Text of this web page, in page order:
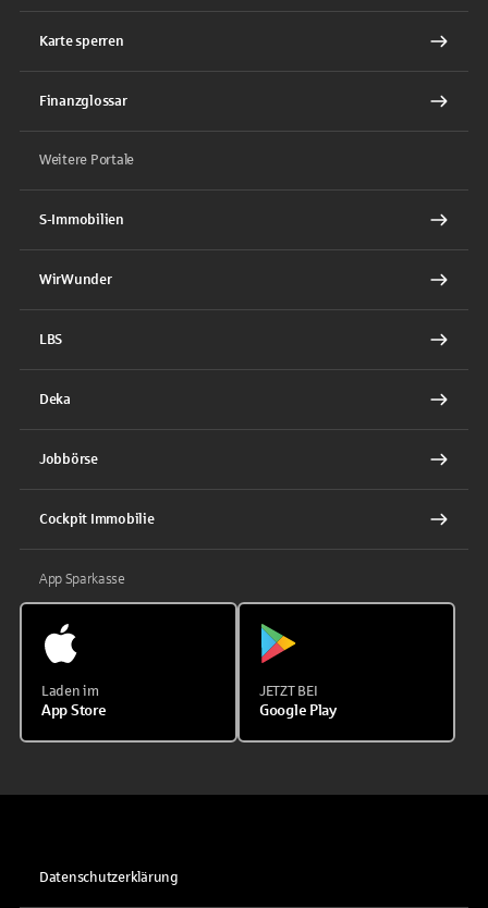
Karte sperren
Finanzglossar
Weitere Portale
S-Immobilien
WirWunder
LBS
Deka
Jobbörse
Cockpit Immobilie
App Sparkasse
Laden im
App Store
JETZT BEI
Google Play
Datenschutzerklärung